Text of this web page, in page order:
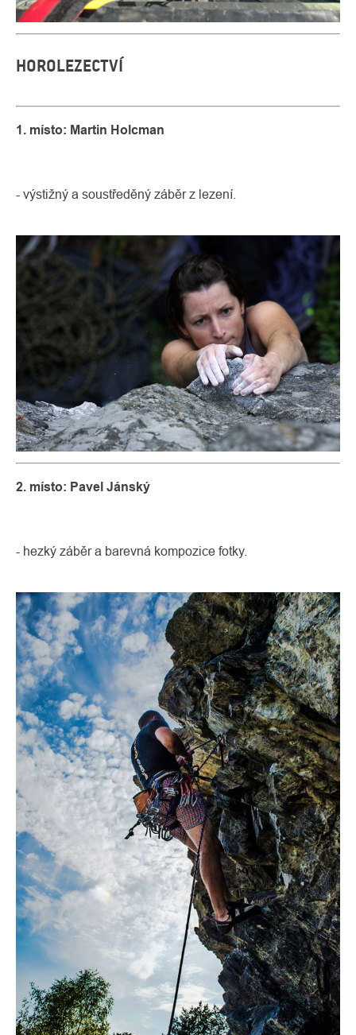
HOROLEZECTVÍ
1. místo: Martin Holcman
- výstižný a soustředěný záběr z lezení.
2. místo: Pavel Jánský
- hezký záběr a barevná kompozice fotky.